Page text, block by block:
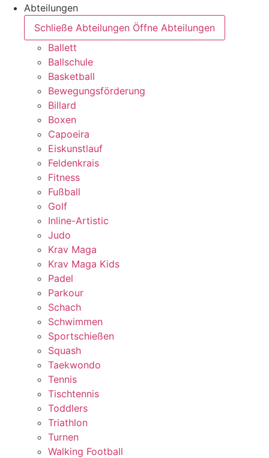
Abteilungen
Schließe Abteilungen Öffne Abteilungen
Ballett
Ballschule
Basketball
Bewegungsförderung
Billard
Boxen
Capoeira
Eiskunstlauf
Feldenkrais
Fitness
Fußball
Golf
Inline-Artistic
Judo
Krav Maga
Krav Maga Kids
Padel
Parkour
Schach
Schwimmen
Sportschießen
Squash
Taekwondo
Tennis
Tischtennis
Toddlers
Triathlon
Turnen
Walking Football